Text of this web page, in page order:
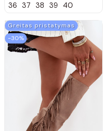
kulniukais rudos
36 37 38 39 40
Greitas pristatymas
−30%